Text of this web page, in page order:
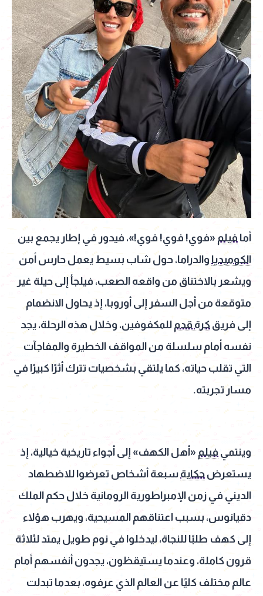
أما فيلم «فوي! فوي! فوي!»، فيدور في إطار يجمع بين
الكوميديا والدراما، حول شاب بسيط يعمل حارس أمن
ويشعر بالاختناق من واقعه الصعب، فيلجأ إلى حيلة غير
متوقعة من أجل السفر إلى أوروبا، إذ يحاول الانضمام
إلى فريق كرة قدم للمكفوفين، وخلال هذه الرحلة، يجد
نفسه أمام سلسلة من المواقف الخطيرة والمفاجآت
التي تقلب حياته، كما يلتقي بشخصيات تترك أثرًا كبيرًا في
مسار تجربته.
وينتمي فيلم «أهل الكهف» إلى أجواء تاريخية خيالية، إذ
يستعرض حكاية سبعة أشخاص تعرضوا للاضطهاد
الديني في زمن الإمبراطورية الرومانية خلال حكم الملك
دقيانوس، بسبب اعتناقهم المسيحية، ويهرب هؤلاء
إلى كهف طلبًا للنجاة، ليدخلوا في نوم طويل يمتد لثلاثة
قرون كاملة، وعندما يستيقظون، يجدون أنفسهم أمام
عالم مختلف كليًا عن العالم الذي عرفوه، بعدما تبدلت